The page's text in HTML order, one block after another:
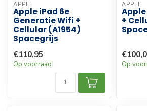
APPLE
Apple iPad 6e
Generatie Wifi +
Cellular (A1954)
Spacegrijs
€110,95
Op voorraad
APPLE
+
Op